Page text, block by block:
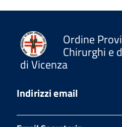
Ordine
Chirurghi e
di Vicenza
Indirizzi email